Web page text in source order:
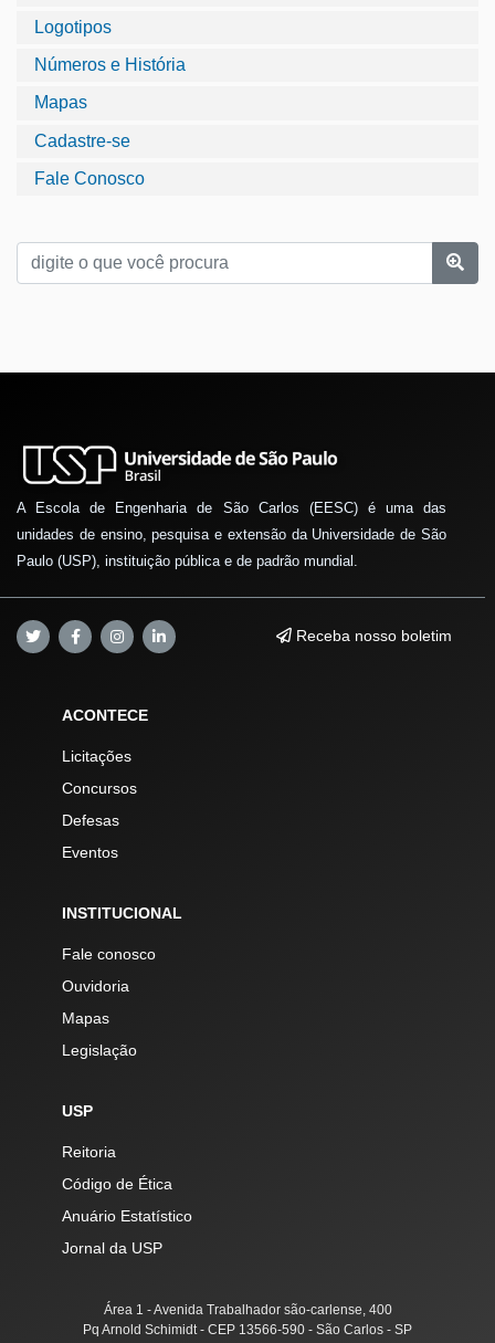
Logotipos
Números e História
Mapas
Cadastre-se
Fale Conosco
A Escola de Engenharia de São Carlos (EESC) é uma das
unidades de ensino, pesquisa e extensão da Universidade de São
Paulo (USP), instituição pública e de padrão mundial.
Receba nosso boletim
ACONTECE
Licitações
Concursos
Defesas
Eventos
INSTITUCIONAL
Fale conosco
Ouvidoria
Mapas
Legislação
USP
Reitoria
Código de Ética
Anuário Estatístico
Jornal da USP
Área 1 - Avenida Trabalhador são-carlense, 400
Pq Arnold Schimidt - CEP 13566-590 - São Carlos - SP